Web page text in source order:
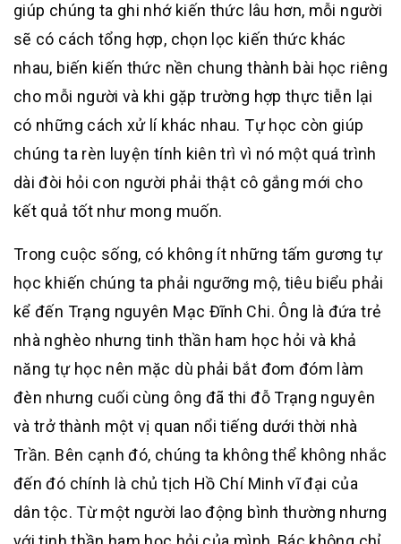
giúp chúng ta ghi nhớ kiến thức lâu hơn, mỗi người
sẽ có cách tổng hợp, chọn lọc kiến thức khác
nhau, biến kiến thức nền chung thành bài học riêng
cho mỗi người và khi gặp trường hợp thực tiễn lại
có những cách xử lí khác nhau. Tự học còn giúp
chúng ta rèn luyện tính kiên trì vì nó một quá trình
dài đòi hỏi con người phải thật cô gắng mới cho
kết quả tốt như mong muốn.
Trong cuộc sống, có không ít những tấm gương tự
học khiến chúng ta phải ngưỡng mộ, tiêu biểu phải
kể đến Trạng nguyên Mạc Đĩnh Chi. Ông là đứa trẻ
nhà nghèo nhưng tinh thần ham học hỏi và khả
năng tự học nên mặc dù phải bắt đom đóm làm
đèn nhưng cuối cùng ông đã thi đỗ Trạng nguyên
và trở thành một vị quan nổi tiếng dưới thời nhà
Trần. Bên cạnh đó, chúng ta không thể không nhắc
đến đó chính là chủ tịch Hồ Chí Minh vĩ đại của
dân tộc. Từ một người lao động bình thường nhưng